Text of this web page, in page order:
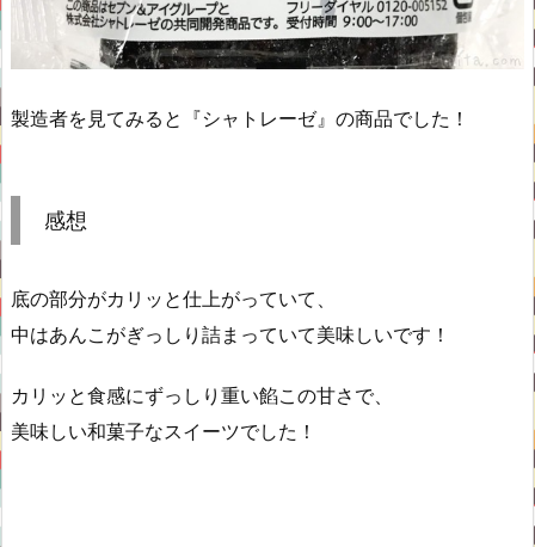
製造者を見てみると『シャトレーゼ』の商品でした！
感想
底の部分がカリッと仕上がっていて、
中はあんこがぎっしり詰まっていて美味しいです！
カリッと食感にずっしり重い餡この甘さで、
美味しい和菓子なスイーツでした！